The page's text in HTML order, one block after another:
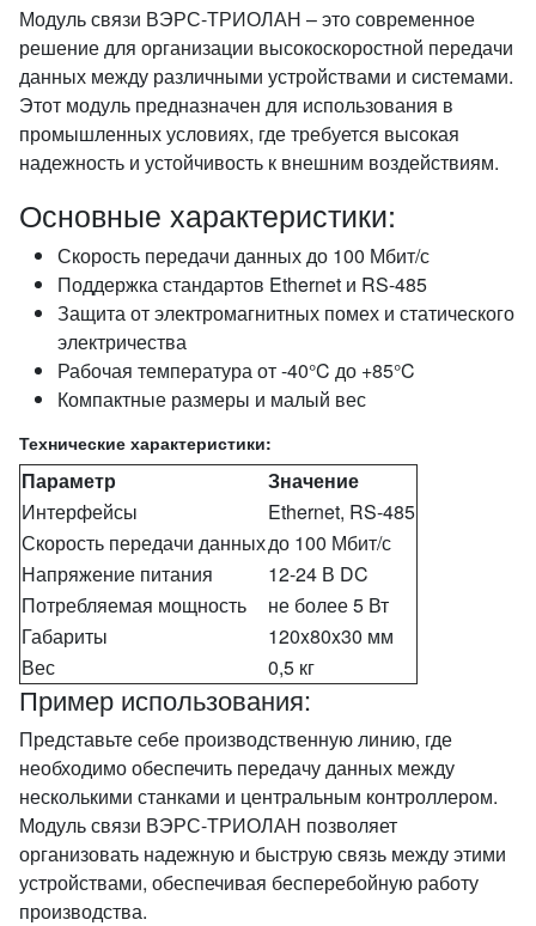
Модуль связи ВЭРС-ТРИОЛАН – это современное
решение для организации высокоскоростной передачи
данных между различными устройствами и системами.
Этот модуль предназначен для использования в
промышленных условиях, где требуется высокая
надежность и устойчивость к внешним воздействиям.
Основные характеристики:
Скорость передачи данных до 100 Мбит/с
Поддержка стандартов Ethernet и RS-485
Защита от электромагнитных помех и статического
электричества
Рабочая температура от -40°C до +85°C
Компактные размеры и малый вес
Технические характеристики:
Параметр
Значение
Интерфейсы
Ethernet, RS-485
Скорость передачи данныхдо 100 Мбит/с
Напряжение питания
12-24 В DC
Потребляемая мощность
не более 5 Вт
Габариты
120x80x30 мм
Вес
0,5 кг
Пример использования:
Представьте себе производственную линию, где
необходимо обеспечить передачу данных между
несколькими станками и центральным контроллером.
Модуль связи ВЭРС-ТРИОЛАН позволяет
организовать надежную и быструю связь между этими
устройствами, обеспечивая бесперебойную работу
производства.